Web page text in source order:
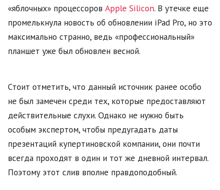
«яблочных» процессоров Apple Silicon. В утечке еще
промелькнула новость об обновлении iPad Pro, но это
максимально странно, ведь «профессиональный»
планшет уже был обновлен весной.
Стоит отметить, что данный источник ранее особо
не был замечен среди тех, которые предоставляют
действительные слухи. Однако не нужно быть
особым экспертом, чтобы предугадать даты
презентаций купертиновской компании, они почти
всегда проходят в один и тот же дневной интервал.
Поэтому этот слив вполне правдоподобный.